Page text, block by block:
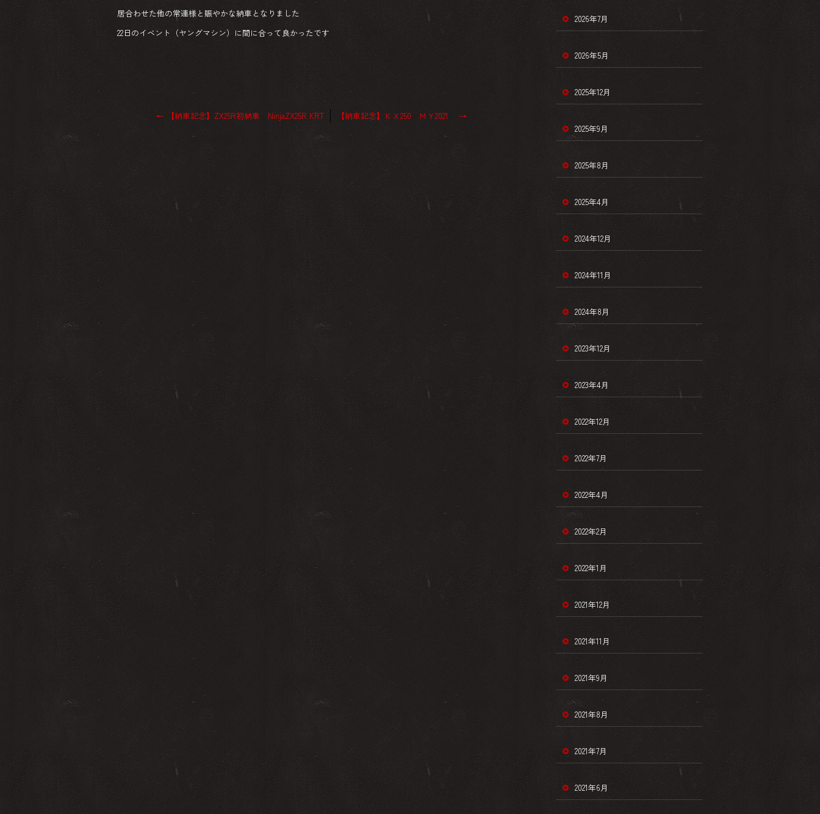
居合わせた他の常連様と賑やかな納車となりました
22日のイベント（ヤングマシン）に間に合って良かったです
← 【納車記念】ZX25R初納車 NinjaZX25R KRT 【納車記念】ＫＸ250 ＭＹ2021 →
2026年7月
2026年5月
2025年12月
2025年9月
2025年8月
2025年4月
2024年12月
2024年11月
2024年8月
2023年12月
2023年4月
2022年12月
2022年7月
2022年4月
2022年2月
2022年1月
2021年12月
2021年11月
2021年9月
2021年8月
2021年7月
2021年6月